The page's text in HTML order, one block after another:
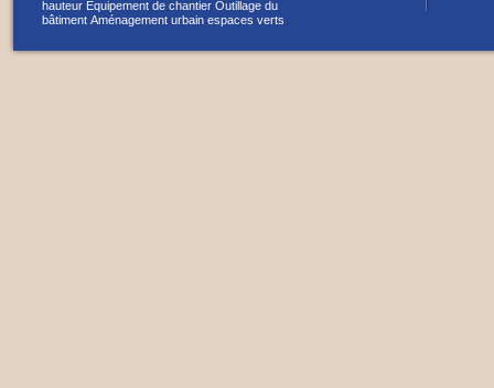
hauteur Equipement de chantier Outillage du
bâtiment Aménagement urbain espaces verts